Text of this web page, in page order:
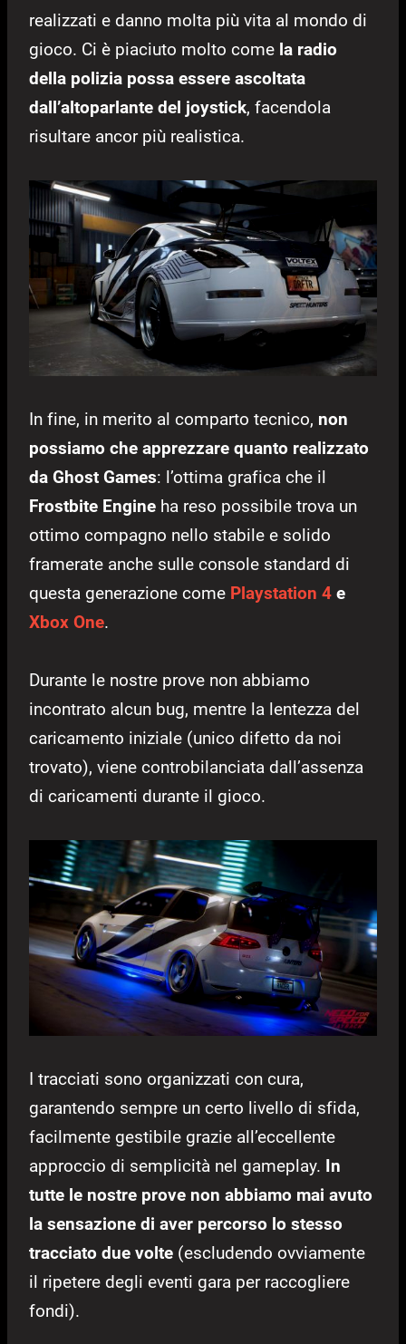
realizzati e danno molta più vita al mondo di
gioco. Ci è piaciuto molto come la radio
della polizia possa essere ascoltata
dall’altoparlante del joystick, facendola
risultare ancor più realistica.
In fine, in merito al comparto tecnico, non
possiamo che apprezzare quanto realizzato
da Ghost Games: l’ottima grafica che il
Frostbite Engine ha reso possibile trova un
ottimo compagno nello stabile e solido
framerate anche sulle console standard di
questa generazione come Playstation 4 e
Xbox One.
Durante le nostre prove non abbiamo
incontrato alcun bug, mentre la lentezza del
caricamento iniziale (unico difetto da noi
trovato), viene controbilanciata dall’assenza
di caricamenti durante il gioco.
I tracciati sono organizzati con cura,
garantendo sempre un certo livello di sfida,
facilmente gestibile grazie all’eccellente
approccio di semplicità nel gameplay. In
tutte le nostre prove non abbiamo mai avuto
la sensazione di aver percorso lo stesso
tracciato due volte (escludendo ovviamente
il ripetere degli eventi gara per raccogliere
fondi).